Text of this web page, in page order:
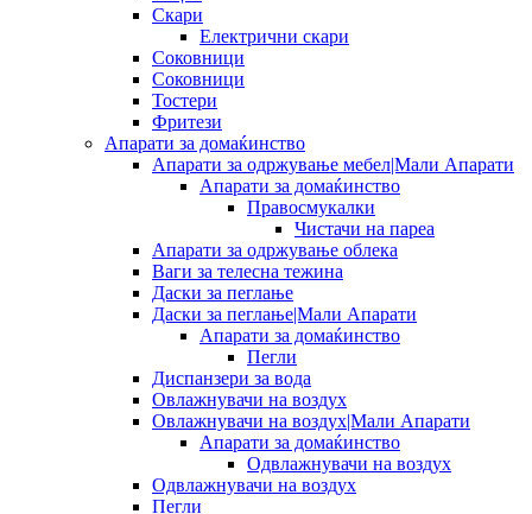
Скари
Електрични скари
Соковници
Соковници
Тостери
Фритези
Апарати за домаќинство
Апарати за одржување мебел|Мали Апарати
Апарати за домаќинство
Правосмукалки
Чистачи на пареа
Апарати за одржување облека
Ваги за телесна тежина
Даски за пеглање
Даски за пеглање|Мали Апарати
Апарати за домаќинство
Пегли
Диспанзери за вода
Овлажнувачи на воздух
Овлажнувачи на воздух|Мали Апарати
Апарати за домаќинство
Одвлажнувачи на воздух
Одвлажнувачи на воздух
Пегли